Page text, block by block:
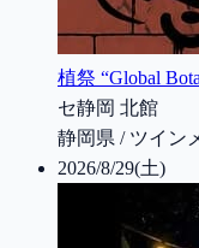
植祭 “Global
セ静岡 北館
静岡県 / ツイン
2026/8/29(土)